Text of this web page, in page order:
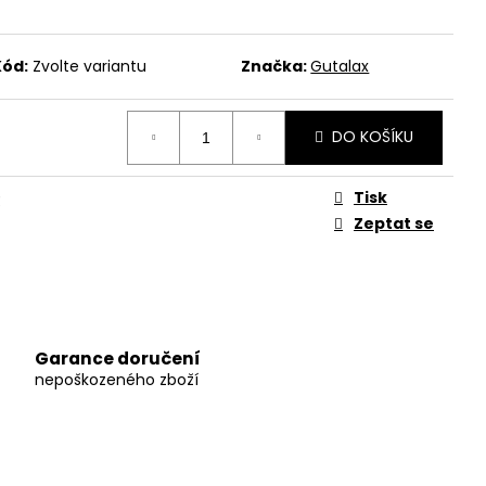
Zvolte variantu Značka:Gutalax
DO KOŠÍKU
Tisk
Zeptat se
Garance doručení
nepoškozeného zboží